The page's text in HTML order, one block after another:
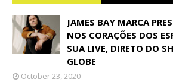
JAMES BAY MARCA
NOS CORAÇÕES DOS
SUA LIVE, DIRETO DO
GLOBE
October 23, 2020